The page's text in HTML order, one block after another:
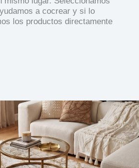
a cocrear y si lo
los productos directamente